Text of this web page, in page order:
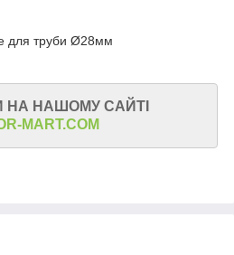
для труби Ø28мм
НА НАШОМУ САЙТІ
MART.COM